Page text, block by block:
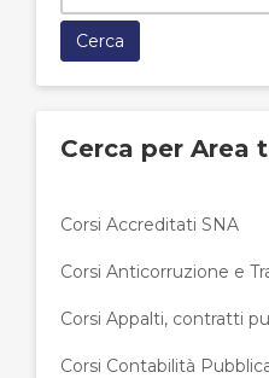
Cerca per Area
Corsi Accreditati SNA
Corsi Anticorruzione e
Corsi Appalti, contratti
Corsi Contabilità